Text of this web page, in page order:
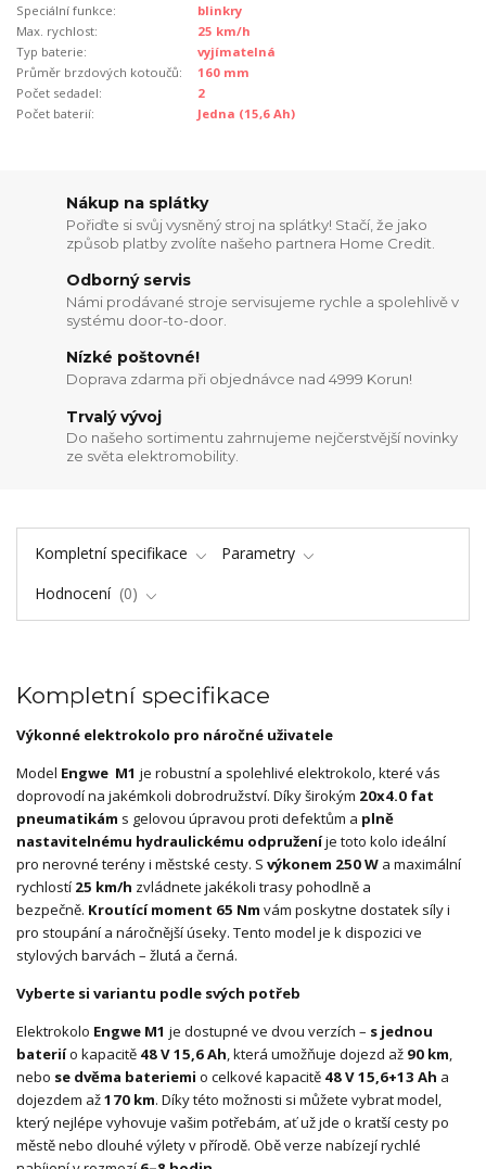
Speciální funkce:
blinkry
Max. rychlost:
25 km/h
Typ baterie:
vyjímatelná
Průměr brzdových kotoučů:
160 mm
Počet sedadel:
2
Počet baterií:
Jedna (15,6 Ah)
Nákup na splátky
Pořiďte si svůj vysněný stroj na splátky! Stačí, že jako
způsob platby zvolíte našeho partnera Home Credit.
Odborný servis
Námi prodávané stroje servisujeme rychle a spolehlivě v
systému door-to-door.
Nízké poštovné!
Doprava zdarma při objednávce nad 4999 Korun!
Trvalý vývoj
Do našeho sortimentu zahrnujeme nejčerstvější novinky
ze světa elektromobility.
Kompletní specifikace
Parametry
Hodnocení
0
Kompletní specifikace
Výkonné elektrokolo pro náročné uživatele
Model Engwe M1 je robustní a spolehlivé elektrokolo, které vás
doprovodí na jakémkoli dobrodružství. Díky širokým 20x4.0 fat
pneumatikám s gelovou úpravou proti defektům a plně
nastavitelnému hydraulickému odpruženíje toto kolo ideální
pro nerovné terény i městské cesty. S výkonem 250 W a maximální
rychlostí 25 km/h zvládnete jakékoli trasy pohodlně a
bezpečně. Kroutící moment 65 Nm vám poskytne dostatek síly i
pro stoupání a náročnější úseky. Tento model je k dispozici ve
stylových barvách – žlutá a černá.
Vyberte si variantu podle svých potřeb
Elektrokolo Engwe M1 je dostupné ve dvou verzích – s jednou
bateriío kapacitě 48 V 15,6 Ah , která umožňuje dojezd až 90 km
nebo se dvěma bateriemi o celkové kapacitě 48 V 15,6+13 Ah a
dojezdem až170 km. Díky této možnosti si můžete vybrat model,
který nejlépe vyhovuje vašim potřebám, ať už jde o kratší cesty po
městě nebo dlouhé výlety v přírodě. Obě verze nabízejí rychlé